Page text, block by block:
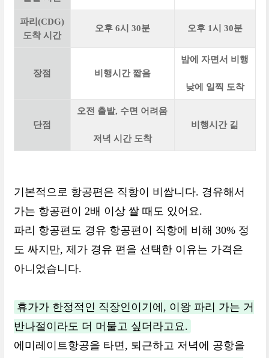
파리(CDG)
도착 시간
오후 6시 30분 오후 1시 30분
장점 비행시간 짧음
밤에 자면서 비행
낮에 일찍 도착
단점
오전 출발, 수면 어려움
저녁 시간 도착
비행시간 긺
기본적으로 항공편은 직항이 비쌉니다. 경유해서
가는 항공편이 2배 이상 쌀 때도 있어요.
파리 항공편도 경유 항공편이 직항에 비해 30% 정
도 싸지만, 제가 경유 편을 선택한 이유는 가격은
아니었습니다.
휴가가 한정적인 직장인이기에, 이왕 파리 가는 거
반나절이라도 더 머물고 싶더라고요.
에미레이트항공을 타면, 퇴근하고 저녁에 공항을